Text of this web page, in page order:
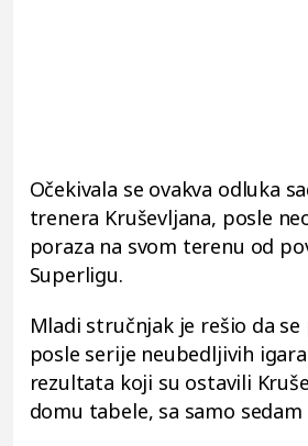
Očekivala se ovakva odluka
trenera Kruševljana, posle
poraza na svom terenu od
Superligu.
Mladi stručnjak je rešio da se
posle serije neubedljivih
rezultata koji su ostavili
domu tabele, sa samo sedam